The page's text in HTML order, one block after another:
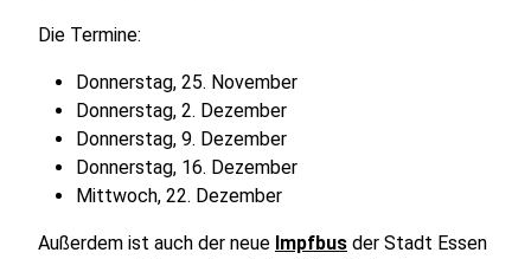
Die Termine:
Donnerstag, 25. November
Donnerstag, 2. Dezember
Donnerstag, 9. Dezember
Donnerstag, 16. Dezember
Mittwoch, 22. Dezember
Außerdem ist auch der neue Impfbus der Stadt Essen